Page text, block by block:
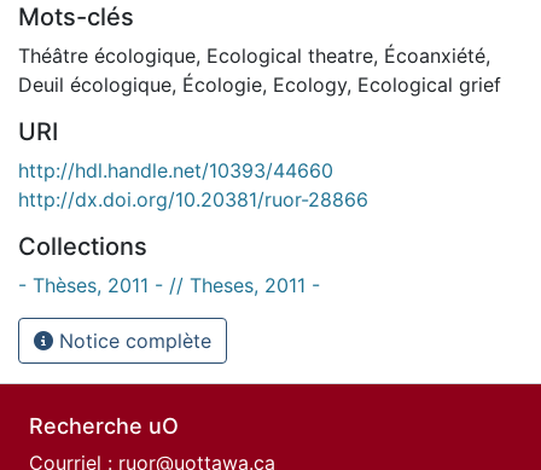
Mots-clés
Théâtre écologique, Ecological theatre, Écoanxiété,
Deuil écologique, Écologie, Ecology, Ecological grief
URI
http://hdl.handle.net/10393/44660
http://dx.doi.org/10.20381/ruor-28866
Collections
- Thèses, 2011 - // Theses, 2011 -
Notice complète
Recherche uO
Courriel : ruor@uottawa.ca